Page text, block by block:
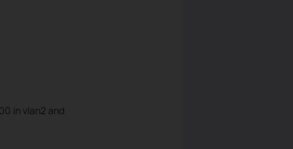
in vlan2 and